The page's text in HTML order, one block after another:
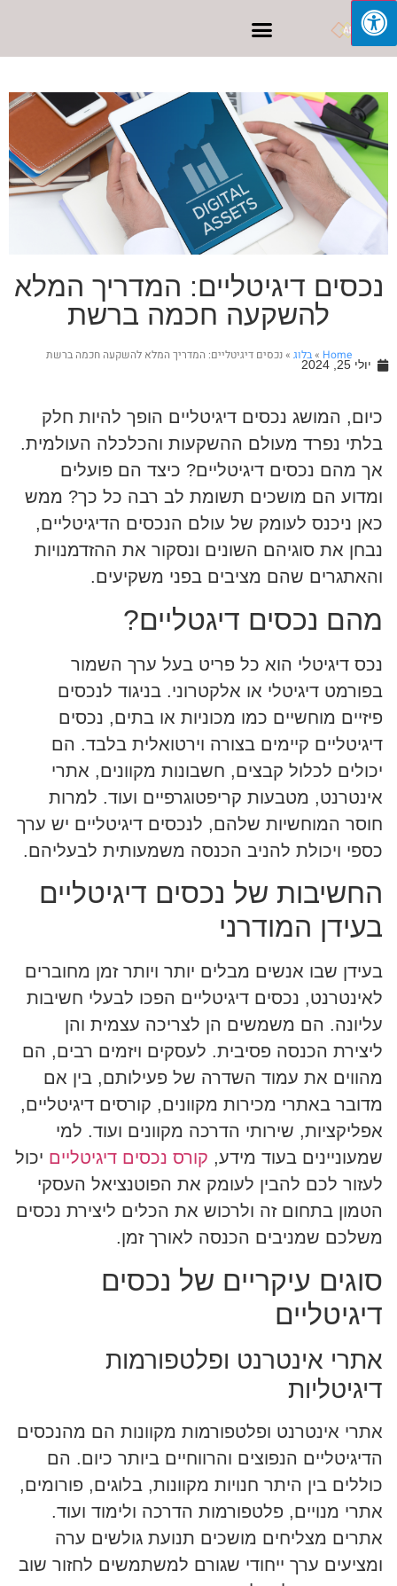
נכסים דיגיטליים: המדריך המלא
להשקעה חכמה ברשת
Home
»בלוג»נכסים דיגיטליים: המדריך המלא להשקעה חכמה ברשת
יולי 25, 2024
כיום, המושג נכסים דיגיטליים הופך להיות חלק
בלתי נפרד מעולם ההשקעות והכלכלה העולמית.
אך מהם נכסים דיגיטליים? כיצד הם פועלים
ומדוע הם מושכים תשומת לב רבה כל כך? ממש
כאן ניכנס לעומק של עולם הנכסים הדיגיטליים,
נבחן את סוגיהם השונים ונסקור את ההזדמנויות
והאתגרים שהם מציבים בפני משקיעים.
מהם נכסים דיגטליים?
נכס דיגיטלי הוא כל פריט בעל ערך השמור
בפורמט דיגיטלי או אלקטרוני. בניגוד לנכסים
פיזיים מוחשיים כמו מכוניות או בתים, נכסים
דיגיטליים קיימים בצורה וירטואלית בלבד. הם
יכולים לכלול קבצים, חשבונות מקוונים, אתרי
אינטרנט, מטבעות קריפטוגרפיים ועוד. למרות
חוסר המוחשיות שלהם, לנכסים דיגיטליים יש ערך
כספי ויכולת להניב הכנסה משמעותית לבעליהם.
החשיבות של נכסים דיגיטליים
בעידן המודרני
בעידן שבו אנשים מבלים יותר ויותר זמן מחוברים
לאינטרנט, נכסים דיגיטליים הפכו לבעלי חשיבות
עליונה. הם משמשים הן לצריכה עצמית והן
ליצירת הכנסה פסיבית. לעסקים ויזמים רבים, הם
מהווים את עמוד השדרה של פעילותם, בין אם
מדובר באתרי מכירות מקוונים, קורסים דיגיטליים,
אפליקציות, שירותי הדרכה מקוונים ועוד. למי
שמעוניינים בעוד מידע,קורס נכסים דיגיטלייםיכול
לעזור לכם להבין לעומק את הפוטנציאל העסקי
הטמון בתחום זה ולרכוש את הכלים ליצירת נכסים
משלכם שמניבים הכנסה לאורך זמן.
סוגים עיקריים של נכסים
דיגיטליים
אתרי אינטרנט ופלטפורמות
דיגיטליות
אתרי אינטרנט ופלטפורמות מקוונות הם מהנכסים
הדיגיטליים הנפוצים והרווחיים ביותר כיום. הם
כוללים בין היתר חנויות מקוונות, בלוגים, פורומים,
אתרי מנויים, פלטפורמות הדרכה ולימוד ועוד.
אתרים מצליחים מושכים תנועת גולשים ערה
ומציעים ערך ייחודי שגורם למשתמשים לחזור שוב